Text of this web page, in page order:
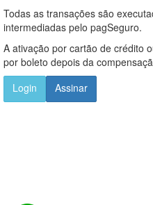
Todas as transações são
intermediadas pelo pagSeguro.
A ativação por cartão de crédito
por boleto depois da
Login
Assinar